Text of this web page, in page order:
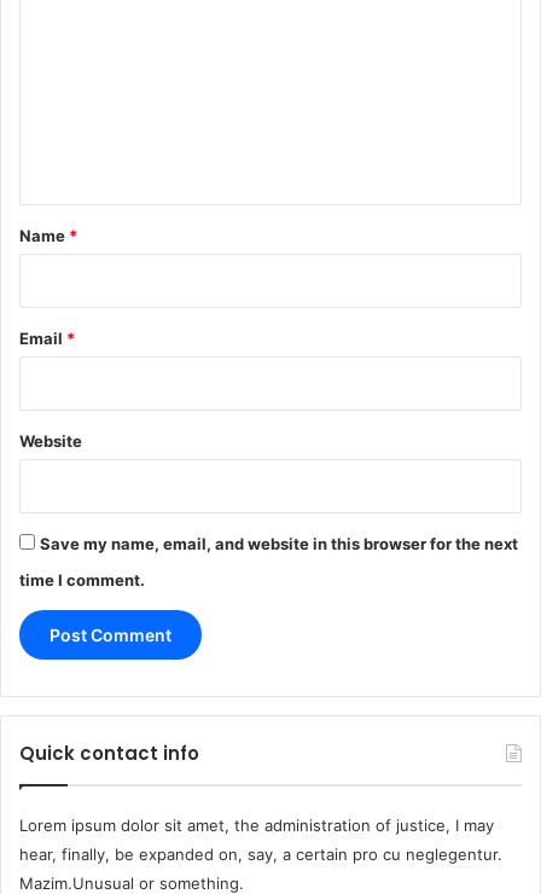
*
Name *
Email *
Website
Save my name, email, and website in this browser for the next
time I comment.
Quick contact info
Lorem ipsum dolor sit amet, the administration of justice, I may
hear, finally, be expanded on, say, a certain pro cu neglegentur.
Mazim.Unusual or something.